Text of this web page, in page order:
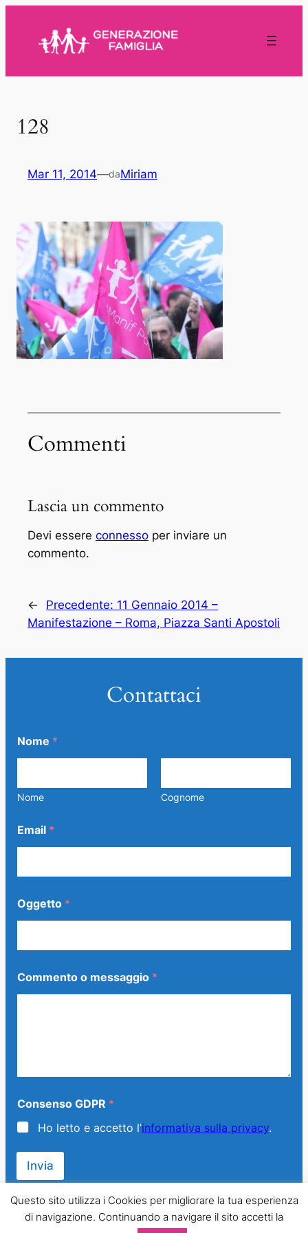
contenuto
128
Mar 11, 2014—daMiriam
Commenti
Lascia un commento
Devi essere connesso per inviare un
commento.
← Precedente: 11 Gennaio 2014 –
Manifestazione – Roma, Piazza Santi Apostoli
Contattaci
Nome *
Nome Cognome
Email *
Oggetto *
o
m
a
i
l
*
Commento o messaggio *
Consenso GDPR *
Ho letto e accetto l’informativa sulla privacy.
Invia
© 2013 – 2024 Generazione Famiglia – LMPT Italia. All Rights
Questo sito utilizza i Cookies per migliorare la tua esperienza
di navigazione. Continuando a navigare il sito accetti la